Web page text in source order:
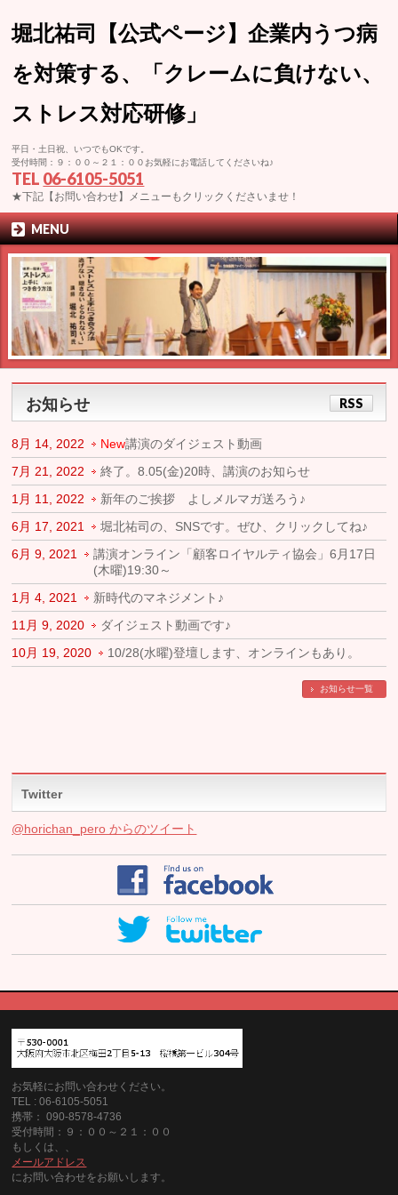
堀北祐司【公式ページ】企業内うつ病
を対策する、「クレームに負けない、
ストレス対応研修」
平日・土日祝、いつでもOKです。
受付時間：９：００～２１：００お気軽にお電話してくださいね♪
TEL 06-6105-5051
★下記【お問い合わせ】メニューもクリックくださいませ！
MENU
お知らせ RSS
8月 14, 2022 New講演のダイジェスト動画
7月 21, 2022
終了。8.05(金)20時、講演のお知らせ
1月 11, 2022
新年のご挨拶 よしメルマガ送ろう♪
6月 17, 2021
堀北祐司の、SNSです。ぜひ、クリックしてね♪
6月 9, 2021
講演オンライン「顧客ロイヤルティ協会」6月17日
(木曜)19:30～
1月 4, 2021
新時代のマネジメント♪
11月 9, 2020
ダイジェスト動画です♪
10月 19, 2020
10/28(水曜)登壇します、オンラインもあり。
お知らせ一覧
Twitter
@horichan_pero からのツイート
お気軽にお問い合わせください。
TEL : 06-6105-5051
携帯： 090-8578-4736
受付時間：９：００～２１：００
もしくは、、
メールアドレス
にお問い合わせをお願いします。